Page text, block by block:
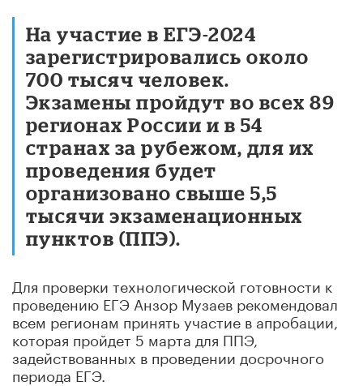
На участие в ЕГЭ-2024
зарегистрировались около
700 тысяч человек.
Экзамены пройдут во всех 89
регионах России и в 54
странах за рубежом, для их
проведения будет
организовано свыше 5,5
тысячи экзаменационных
пунктов (ППЭ).
Для проверки технологической готовности к
проведению ЕГЭ Анзор Музаев рекомендовал
всем регионам принять участие в апробации,
которая пройдет 5 марта для ППЭ,
задействованных в проведении досрочного
периода ЕГЭ.